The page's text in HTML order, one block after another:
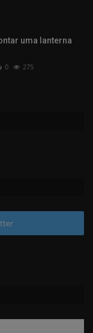
uma lanterna
0 275